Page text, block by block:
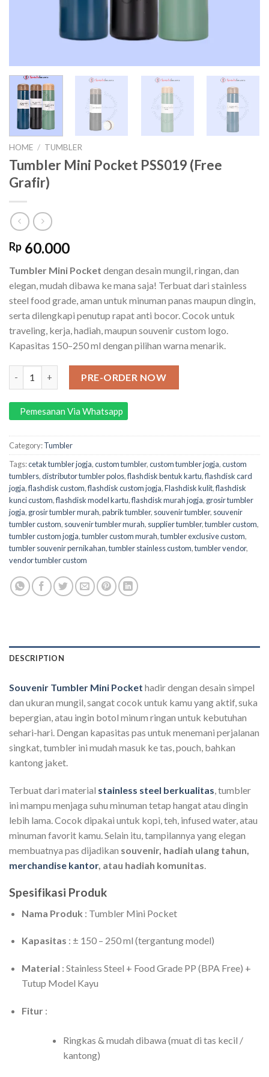
HOME / TUMBLER
Tumbler Mini Pocket PSS019 (Free
Grafir)
Rp 60.000
Tumbler Mini Pocket dengan desain mungil, ringan, dan
elegan, mudah dibawa ke mana saja! Terbuat dari stainless
steel food grade, aman untuk minuman panas maupun dingin,
serta dilengkapi penutup rapat anti bocor. Cocok untuk
traveling, kerja, hadiah, maupun souvenir custom logo.
Kapasitas 150–250 ml dengan pilihan warna menarik.
PRE-ORDER NOW
Pemesanan Via Whatsapp
Category:Tumbler
Tags:cetak tumbler jogja,custom tumbler,custom tumbler jogja,custom
tumblers,distributor tumbler polos,flashdisk bentuk kartu,flashdisk card
jogja,flashdisk custom,flashdisk custom jogja,Flashdisk kulit,flashdisk
kunci custom,flashdisk model kartu,flashdisk murah jogja, grosir tumbler
jogja, grosir tumbler murah,pabrik tumbler, souvenir tumbler, souvenir
tumbler custom, souvenir tumbler murah, supplier tumbler,tumbler custom,
tumbler custom jogja,tumbler custom murah,tumbler exclusive custom,
tumbler souvenir pernikahan,tumbler stainless custom,tumbler vendor,
vendor tumbler custom
DESCRIPTION
Souvenir Tumbler Mini Pocket hadir dengan desain simpel
dan ukuran mungil, sangat cocok untuk kamu yang aktif, suka
bepergian, atau ingin botol minum ringan untuk kebutuhan
sehari-hari. Dengan kapasitas pas untuk menemani perjalanan
singkat, tumbler ini mudah masuk ke tas, pouch, bahkan
kantong jaket.
Terbuat dari material stainless steel berkualitas, tumbler
ini mampu menjaga suhu minuman tetap hangat atau dingin
lebih lama. Cocok dipakai untuk kopi, teh, infused water, atau
minuman favorit kamu. Selain itu, tampilannya yang elegan
membuatnya pas dijadikan souvenir, hadiah ulang tahun,
merchandise kantor, atau hadiah komunitas.
Spesifikasi Produk
Nama Produk : Tumbler Mini Pocket
Kapasitas : ± 150 – 250 ml (tergantung model)
Material : Stainless Steel + Food Grade PP (BPA Free) +
Tutup Model Kayu
Fitur:
Ringkas & mudah dibawa (muat di tas kecil /
kantong)